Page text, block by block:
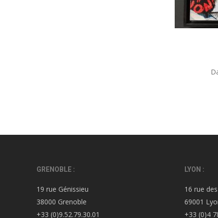
GRENOBLE :
19 rue Génissieu
38000 Grenoble
+33 (0)9.52.79.30.01
LYON :
16 rue
69001
+33 (0)4